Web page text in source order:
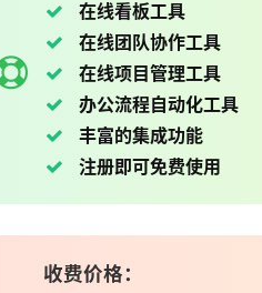
在线看板工具
在线团队协作工具
在线项目管理工具
办公流程自动化工具
丰富的集成功能
注册即可免费使用
收费价格：